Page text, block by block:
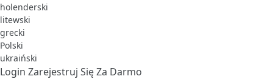
holenderski
litewski
grecki
Polski
ukraiński
Login Zarejestruj Się Za Darmo